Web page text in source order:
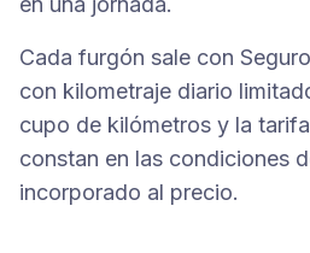
Cada furgón sale con
con kilometraje diario
cupo de kilómetros y la
constan en las condiciones
incorporado al precio.